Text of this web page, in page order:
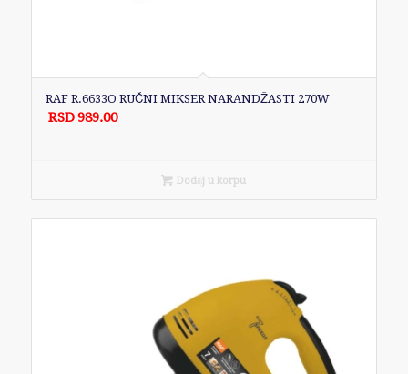
RAF R.6633O RUČNI MIKSER NARANDŽASTI 270W
RSD989.00
Dodaj u korpu